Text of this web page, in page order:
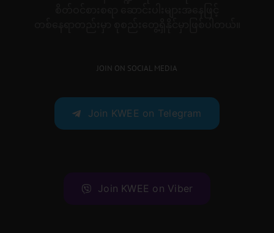
JOIN ON SOCIAL MEDIA
Join KWEE on Telegram
Join KWEE on Viber